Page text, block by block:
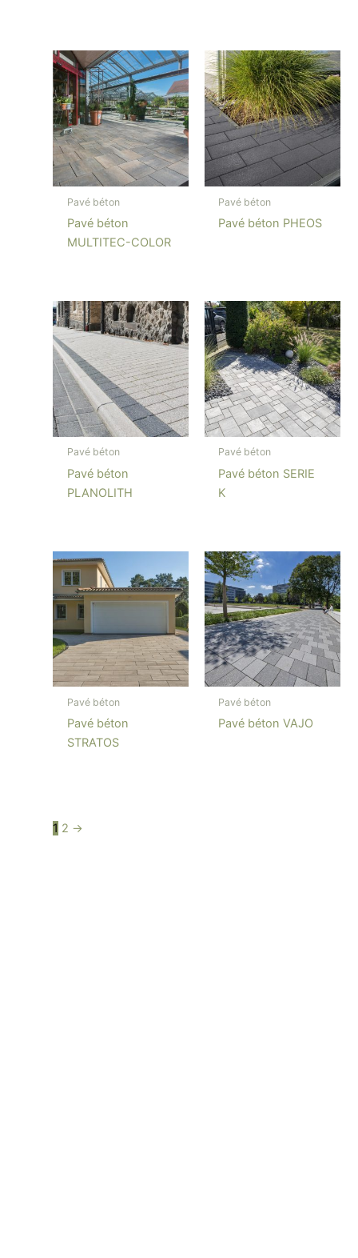
Pavé béton
Pavé béton
MULTITEC-COLOR
Pavé béton
Pavé béton PHEOS
Pavé béton
Pavé béton
PLANOLITH
Pavé béton
Pavé béton SERIE
K
Pavé béton
Pavé béton
STRATOS
Pavé béton
Pavé béton VAJO
1 2 →